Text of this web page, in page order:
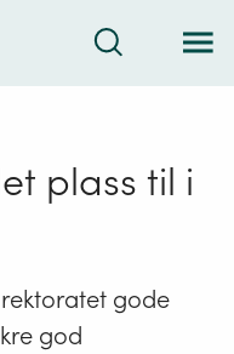
Søk
plass til i
gode
god